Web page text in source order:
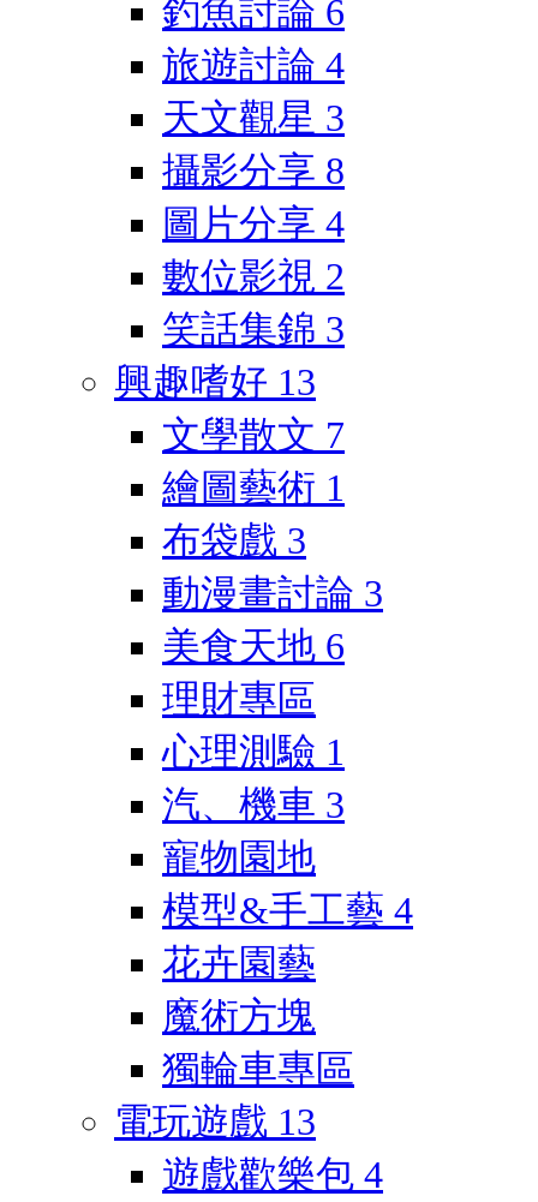
釣魚討論 6
旅遊討論 4
天文觀星 3
攝影分享 8
圖片分享 4
數位影視 2
笑話集錦 3
興趣嗜好 13
文學散文 7
繪圖藝術 1
布袋戲 3
動漫畫討論 3
美食天地 6
理財專區
心理測驗 1
汽、機車 3
寵物園地
模型&手工藝 4
花卉園藝
魔術方塊
獨輪車專區
電玩遊戲 13
遊戲歡樂包 4